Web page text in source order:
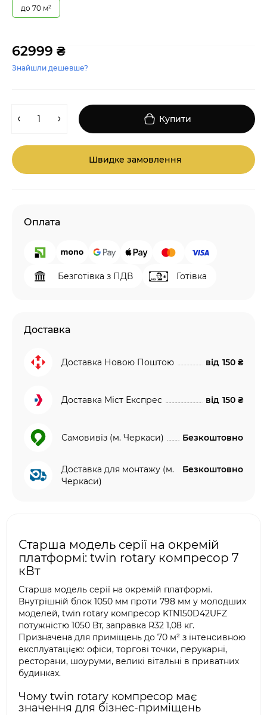
до 70 м²
62999 ₴
Знайшли дешевше?
Купити
Швидке замовлення
Оплата
Безготівка з ПДВ Готівка
Доставка
Доставка Новою Поштою від 150 ₴
Доставка Міст Експрес від 150 ₴
Самовивіз (м. Черкаси) Безкоштовно
Доставка для монтажу (м.
Черкаси)
Безкоштовно
Старша модель серії на окремій
платформі: twin rotary компресор 7
кВт
Старша модель серії на окремій платформі.
Внутрішній блок 1050 мм проти 798 мм у молодших
моделей, twin rotary компресор KTN150D42UFZ
потужністю 1050 Вт, заправка R32 1,08 кг.
Призначена для приміщень до 70 м² з інтенсивною
експлуатацією: офіси, торгові точки, перукарні,
ресторани, шоуруми, великі вітальні в приватних
будинках.
Чому twin rotary компресор має
значення для бізнес-приміщень